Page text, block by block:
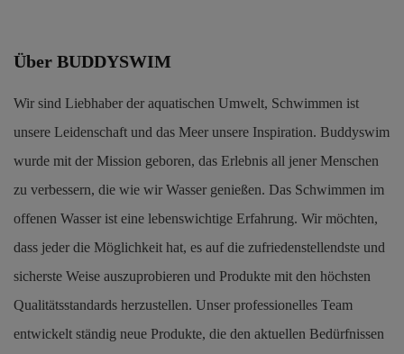
Über BUDDYSWIM
Wir sind Liebhaber der aquatischen Umwelt, Schwimmen ist
unsere Leidenschaft und das Meer unsere Inspiration. Buddyswim
wurde mit der Mission geboren, das Erlebnis all jener Menschen
zu verbessern, die wie wir Wasser genießen. Das Schwimmen im
offenen Wasser ist eine lebenswichtige Erfahrung. Wir möchten,
dass jeder die Möglichkeit hat, es auf die zufriedenstellendste und
sicherste Weise auszuprobieren und Produkte mit den höchsten
Qualitätsstandards herzustellen. Unser professionelles Team
entwickelt ständig neue Produkte, die den aktuellen Bedürfnissen